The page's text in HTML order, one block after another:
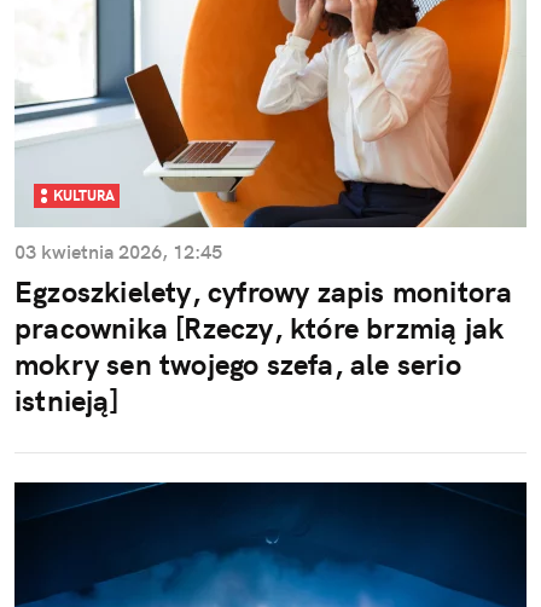
KULTURA
03 kwietnia 2026, 12:45
Egzoszkielety, cyfrowy zapis monitora
pracownika [Rzeczy, które brzmią jak
mokry sen twojego szefa, ale serio
istnieją]